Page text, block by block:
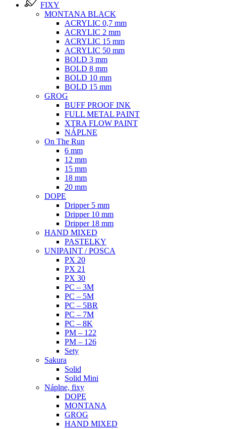
FIXY
MONTANA BLACK
ACRYLIC 0,7 mm
ACRYLIC 2 mm
ACRYLIC 15 mm
ACRYLIC 50 mm
BOLD 3 mm
BOLD 8 mm
BOLD 10 mm
BOLD 15 mm
GROG
BUFF PROOF INK
FULL METAL PAINT
XTRA FLOW PAINT
NÁPLNE
On The Run
6 mm
12 mm
15 mm
18 mm
20 mm
DOPE
Dripper 5 mm
Dripper 10 mm
Dripper 18 mm
HAND MIXED
PASTELKY
UNIPAINT / POSCA
PX 20
PX 21
PX 30
PC – 3M
PC – 5M
PC – 5BR
PC – 7M
PC – 8K
PM – 122
PM – 126
Sety
Sakura
Solid
Solid Mini
Náplne, fixy
DOPE
MONTANA
GROG
HAND MIXED